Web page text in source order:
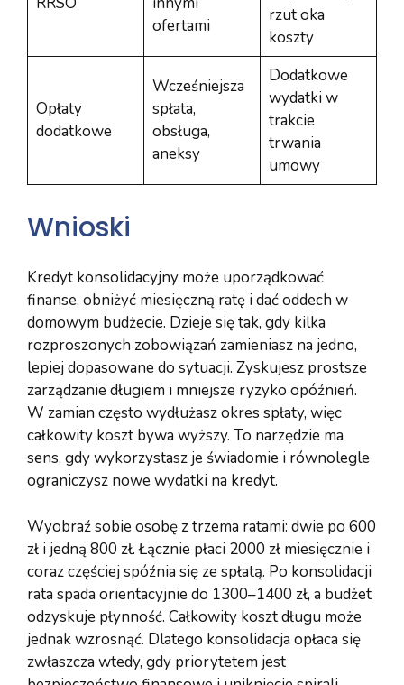
ofertami
rzut oka
koszty
Opłaty
dodatkowe
Wcześniejsza
spłata,
obsługa,
aneksy
Dodatkowe
wydatki w
trakcie
trwania
umowy
Wnioski
Kredyt konsolidacyjny może uporządkować
finanse, obniżyć miesięczną ratę i dać oddech w
domowym budżecie. Dzieje się tak, gdy kilka
rozproszonych zobowiązań zamieniasz na jedno,
lepiej dopasowane do sytuacji. Zyskujesz prostsze
zarządzanie długiem i mniejsze ryzyko opóźnień.
W zamian często wydłużasz okres spłaty, więc
całkowity koszt bywa wyższy. To narzędzie ma
sens, gdy wykorzystasz je świadomie i równolegle
ograniczysz nowe wydatki na kredyt.
Wyobraź sobie osobę z trzema ratami: dwie po 600
zł i jedną 800 zł. Łącznie płaci 2000 zł miesięcznie i
coraz częściej spóźnia się ze spłatą. Po konsolidacji
rata spada orientacyjnie do 1300–1400 zł, a budżet
odzyskuje płynność. Całkowity koszt długu może
jednak wzrosnąć. Dlatego konsolidacja opłaca się
zwłaszcza wtedy, gdy priorytetem jest